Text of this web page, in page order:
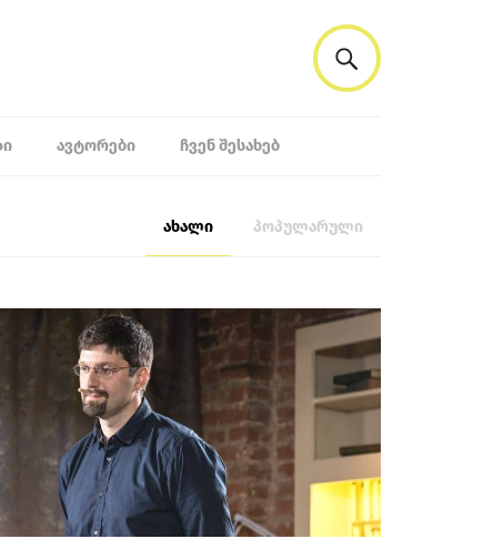
ᲐᲕᲢᲝᲠᲔᲑᲘ ᲩᲕᲔᲜ ᲨᲔᲡᲐᲮᲔᲑ
ახალი პოპულარული